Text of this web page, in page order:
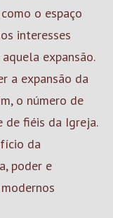
o espaço
interesses
expansão.
a expansão da
o número de
de fiéis da Igreja.
da
poder e